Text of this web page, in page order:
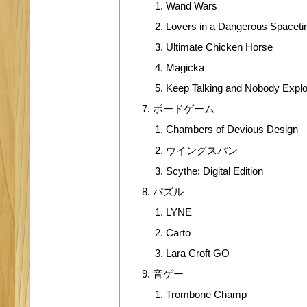
Wand Wars
Lovers in a Dangerous
Ultimate Chicken Horse
Magicka
Keep Talking and Nobody
ボードゲーム
Chambers of Devious Design
ウイングスパン
Scythe: Digital Edition
パズル
LYNE
Carto
Lara Croft GO
音ゲー
Trombone Champ